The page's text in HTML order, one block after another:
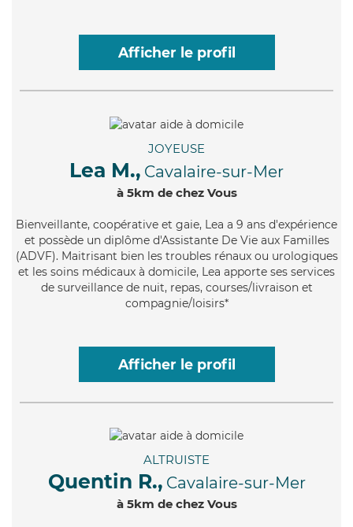
Afficher le profil
JOYEUSE
Lea M., Cavalaire-sur-Mer
à 5km de chez Vous
Bienveillante, coopérative et gaie, Lea a 9 ans d'expérience
et possède un diplôme d'Assistante De Vie aux Familles
(ADVF). Maitrisant bien les troubles rénaux ou urologiques
et les soins médicaux à domicile, Lea apporte ses services
de surveillance de nuit, repas, courses/livraison et
compagnie/loisirs*
Afficher le profil
ALTRUISTE
Quentin R., Cavalaire-sur-Mer
à 5km de chez Vous